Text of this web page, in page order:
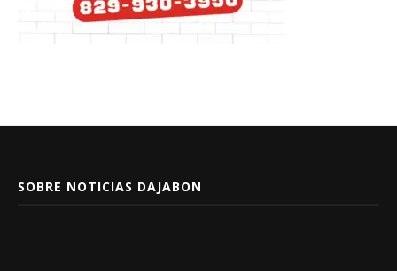
SOBRE NOTICIAS DAJABON